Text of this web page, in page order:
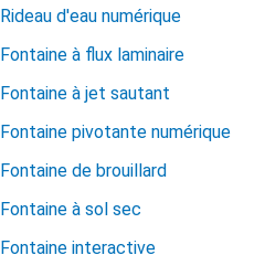
Rideau d'eau numérique
Fontaine à flux laminaire
Fontaine à jet sautant
Fontaine pivotante numérique
Fontaine de brouillard
Fontaine à sol sec
Fontaine interactive